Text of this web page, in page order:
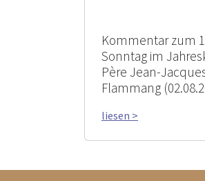
Kommentar zum
Sonntag im
Père Jean-
Flammang
liesen >